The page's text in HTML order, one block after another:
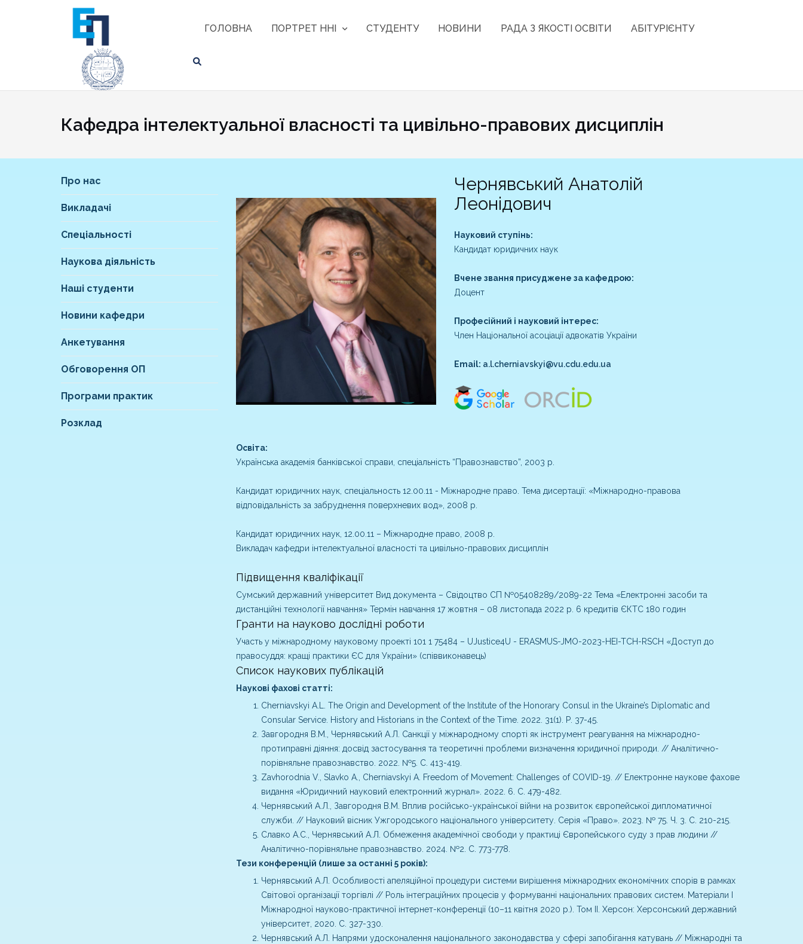
ГОЛОВНА ПОРТРЕТ ННІ СТУДЕНТУ НОВИНИ РАДА З ЯКОСТІ ОСВІТИ АБІТУРІЄНТУ
Кафедра інтелектуальної власності та цивільно-правових дисциплін
Про нас
Викладачі
Спеціальності
Наукова діяльність
Наші студенти
Новини кафедри
Анкетування
Обговорення ОП
Програми практик
Розклад
Чeрнявський Анaтолій
Лeoнідoвич
Науковий ступінь:
Кандидат юридичних наук
Вчене звання присуджене за кафедрою:
Доцент
Професійний і науковий інтерес:
Член Національної асоціації адвокатів України
Email: a.l.cherniavskyi@vu.cdu.edu.ua
Освіта:
Українська академія банківської справи, спеціальність “Правознавство”, 2003 р.
Кандидат юридичних наук, спеціальность 12.00.11 - Міжнародне право. Тема дисертації: «Міжнародно-правова
відповідальність за забруднення поверхневих вод», 2008 р.
Кандидат юридичних наук, 12.00.11 – Міжнародне право, 2008 р.
Викладач кафедри інтелектуальної власності та цивільно-правових дисциплін
Підвищення кваліфікації
Сумський державний університет Вид документа – Свідоцтво СП №05408289/2089-22 Тема «Електронні засоби та
дистанційні технології навчання» Термін навчання 17 жовтня – 08 листопада 2022 р. 6 кредитів ЄКТС 180 годин
Гранти на науково дослідні роботи
Участь у міжнародному науковому проекті 101 1 75484 – UJustice4U - ERASMUS-JMO-2023-HEI-TCH-RSCH «Доступ до
правосуддя: кращі практики ЄС для України» (співвиконавець)
Список наукових публікацій
Наукові фахові статті:
Cherniavskyi A.L. The Origin and Development of the Institute of the Honorary Consul in the Ukraine’s Diplomatic and
Consular Service. History and Historians in the Context of the Time. 2022. 31(1). Р. 37-45.
Завгородня В.М., Чернявський А.Л. Санкції у міжнародному спорті як інструмент реагування на міжнародно-
протиправні діяння: досвід застосування та теоретичні проблеми визначення юридичної природи. // Аналітично-
порівняльне правознавство. 2022. №5. C. 413-419.
Zavhorodnia V., Slavko A., Cherniavskyi A. Freedom of Movement: Challenges of COVID-19. // Електронне наукове фахове
видання «Юридичний науковий електронний журнал». 2022. 6. C. 479-482.
Чернявський А.Л., Завгородня В.М. Вплив російсько-української війни на розвиток європейської дипломатичної
служби. // Науковий вісник Ужгородського національного університету. Серія «Право». 2023. № 75. Ч. 3. С. 210-215.
Славко А.С., Чернявський А.Л. Обмеження академічної свободи у практиці Європейського суду з прав людини //
Аналітично-порівняльне правознавство. 2024. №2. C. 773-778.
Тези конференцій (лише за останні 5 років):
Чернявський А.Л. Особливості апеляційної процедури системи вирішення міжнародних економічних спорів в рамках
Світової організації торгівлі // Роль інтеграційних процесів у формуванні національних правових систем. Матеріали I
Міжнародної науково-практичної інтернет-конференції (10–11 квітня 2020 р.). Том ІІ. Херсон: Херсонський державний
університет, 2020. С. 327-330.
Чернявський А.Л. Напрями удосконалення національного законодавства у сфері запобігання катувань // Міжнародні та